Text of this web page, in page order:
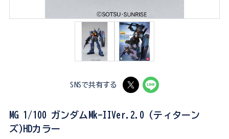
SNSで共有する
MG 1/100 ガンダムMk-IIVer.2.0 (ティターン
ズ)HDカラー